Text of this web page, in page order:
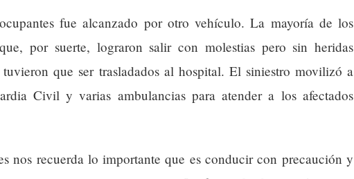
fue alcanzado por otro vehículo. La mayoría de los
por suerte, lograron salir con molestias pero sin heridas
tuvieron que ser trasladados al hospital. El siniestro movilizó a
Civil y varias ambulancias para atender a los afectados
nos recuerda lo importante que es conducir con precaución y